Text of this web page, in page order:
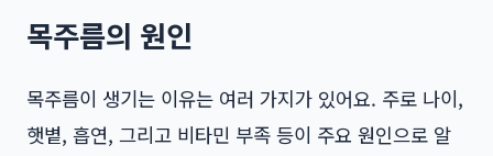
목주름의 원인
목주름이 생기는 이유는 여러 가지가 있어요. 주로 나이,
햇볕, 흡연, 그리고 비타민 부족 등이 주요 원인으로 알